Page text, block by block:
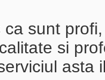
sunt
si
asta